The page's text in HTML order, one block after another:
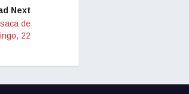
Next
de
22